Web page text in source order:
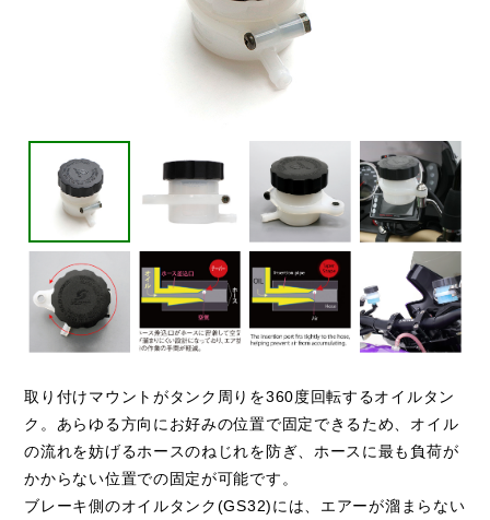
取り付けマウントがタンク周りを360度回転するオイルタン
ク。あらゆる方向にお好みの位置で固定できるため、オイル
の流れを妨げるホースのねじれを防ぎ、ホースに最も負荷が
かからない位置での固定が可能です。
ブレーキ側のオイルタンク(GS32)には、エアーが溜まらない